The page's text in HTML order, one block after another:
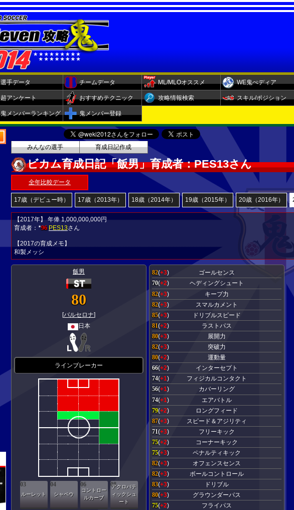
選手データ チームデータ ML/MLOオススメ WE鬼ぺディア
超アンケート おすすめテクニック 攻略情報検索 スキル/ポジション
鬼メンバーランキング 鬼メンバー登録
みんなの選手 育成日記作成
ビカム育成日記「飯男」育成者：PES13さん
全年比較データ
17歳（デビュー時） 17歳（2013年） 18歳（2014年） 19歳（2015年） 20歳（2016年）
【2017年】 年俸 1,000,000,000円
育成者：
★96 PES13さん
【2017の育成メモ】
和製メッシ
飯男
80
[バルセロナ]
日本
ラインブレーカー
03
ルーレット
04
シャペウ
06
コントロー
ルカーブ
08
アクロバテ
ィックシュ
ート
82(+3)
ゴールセンス
70(+2)
ヘディングシュート
82(+3)
キープ力
82(+3)
スマルカメント
85(+3)
ドリブルスピード
81(+2)
ラストパス
80(+3)
展開力
82(+3)
突破力
80(+2)
運動量
66(+2)
インターセプト
74(+1)
フィジカルコンタクト
56(+1)
カバーリング
74(+1)
エアバトル
79(+2)
ロングフィード
87(+3)
スピード＆アジリティ
71(+3)
フリーキック
75(+2)
コーナーキック
75(+3)
ペナルティキック
82(+3)
オフェンスセンス
82(+3)
ボールコントロール
83(+3)
ドリブル
80(+3)
グラウンダーパス
75(+2)
フライパス